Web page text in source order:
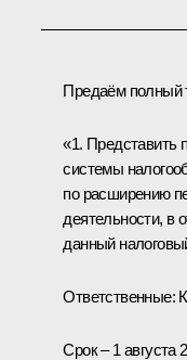
Предаём полный
«1. Представить
системы
по расширению
деятельности, в
данный
Ответственные:
Срок – 1 августа